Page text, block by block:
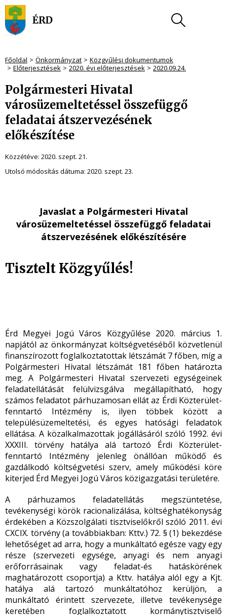
Főoldal Önkormányzat
Közgyűlési dokumentumok
Előterjesztések
2020. évi előterjesztések 2020.09.24.
Polgármesteri Hivatal
városüzemeltetéssel összefüggő
feladatai átszervezésének
előkészítése
Közzétéve: 2020. szept. 21.
Utolsó módosítás dátuma: 2020. szept. 23.
Javaslat a Polgármesteri Hivatal
városüzemeltetéssel összefüggő feladatai
átszervezésének előkészítésére
Tisztelt Közgyűlés!
Érd Megyei Jogú Város Közgyűlése 2020. március 1.
napjától az önkormányzat költségvetéséből közvetlenül
finanszírozott foglalkoztatottak létszámát 7 főben, míg a
Polgármesteri Hivatal létszámát 181 főben határozta
meg. A Polgármesteri Hivatal szervezeti egységeinek
feladatellátását felülvizsgálva megállapítható, hogy
számos feladatot párhuzamosan ellát az Érdi Közterület-
fenntartó Intézmény is, ilyen többek között a
településüzemeltetési, és egyes hatósági feladatok
ellátása. A közalkalmazottak jogállásáról szóló 1992. évi
XXXIII. törvény hatálya alá tartozó Érdi Közterület-
fenntartó Intézmény jelenleg önállóan működő és
gazdálkodó költségvetési szerv, amely működési köre
kiterjed Érd Megyei Jogú Város közigazgatási területére.
A párhuzamos feladatellátás megszüntetése,
tevékenységi körök racionalizálása, költséghatékonyság
érdekében a Közszolgálati tisztviselőkről szóló 2011. évi
CXCIX. törvény (a továbbiakban: Kttv.) 72. § (1) bekezdése
lehetőséget ad arra, hogy a munkáltató egésze vagy egy
része (szervezeti egysége, anyagi és nem anyagi
erőforrásainak vagy feladat-és hatáskörének
maghatározott csoportja) a Kttv. hatálya alól egy a Kjt.
hatálya alá tartozó munkáltatóhoz kerüljön, a
munkáltató érintett szervezete, illetve tevékenysége
keretében foglalkoztatott kormánytisztviselő